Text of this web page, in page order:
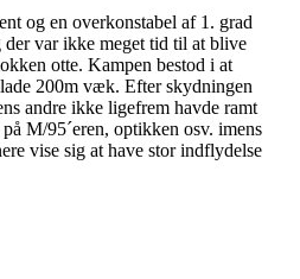
og en overkonstabel af 1. grad
var ikke meget tid til at blive
otte. Kampen bestod i at
200m væk. Efter skydningen
andre ikke ligefrem havde ramt
M/95´eren, optikken osv. imens
vise sig at have stor indflydelse